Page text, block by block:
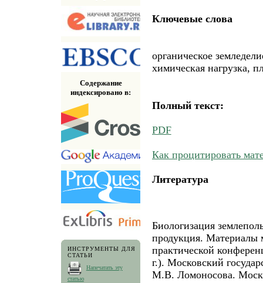
Содержание
индексировано в:
ИНСТРУМЕНТЫ ДЛЯ
СТАТЬИ
Напечатать эту
статью
Ключевые слова
органическое
химическая нагрузка,
Полный текст:
PDF
Как процитировать
Литература
Биологизация
продукция. Материалы
практической
г.). Московский
М.В. Ломоносова.